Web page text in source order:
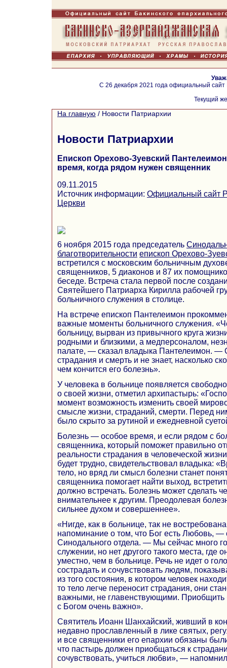
С 26 декабря 2021 года официальный
Текущий
На главную / Новости Патриархии
Новости Патриархии
Епископ Орехово-Зуевский
время, когда рядом нужен священник
09.11.2015
Источник информации: Официальный сайт
Церкви
6 ноября 2015 года председатель
благотворительности епископ Орехово-
встретился с московским больничным
священников, 5 диаконов и 87 их
беседе. Встреча стала первой после
Святейшего Патриарха Кирилла рабочей
больничного служения в столице.
На встрече епископ Пантелеимон
важные моменты больничного служения.
больницу, вырван из привычного круга
родными и близкими, а медперсоналом,
палате, — сказал владыка Пантелеимон. —
страдания и смерть и не знает, насколько
чем кончится его болезнь».
У человека в больнице появляется
о своей жизни, отметил архипастырь:
момент возможность изменить своей
смысле жизни, страданий, смерти. Перед
было скрыто за рутиной и ежедневной
Болезнь — особое время, и если рядом с
священника, который поможет правильно
реальности страдания в человеческой
будет трудно, свидетельствовал владыка:
тело, но вряд ли смысл болезни станет
священника помогает найти выход,
должно встречать. Болезнь может сделать
внимательнее к другим. Преодолевая
сильнее духом и совершеннее».
«Нигде, как в больнице, так не
напоминание о том, что Бог есть Любовь, —
Синодального отдела. — Мы сейчас много
служении, но нет другого такого места, где
уместно, чем в больнице. Речь не идет о
сострадать и сочувствовать людям,
из того состояния, в котором человек
то тело легче переносит страдания, они
важными, не главенствующими. Приобщить
с Богом очень важно».
Святитель Иоанн Шанхайский, живший в
недавно прославленный в лике святых,
и все священники его епархии обязаны
что пастырь должен приобщаться к
сочувствовать, учиться любви», —